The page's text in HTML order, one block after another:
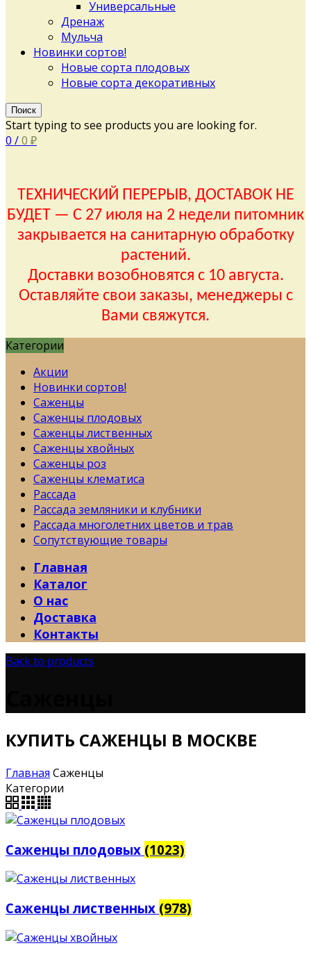
Универсальные
Дренаж
Мульча
Новинки сортов!
Новые сорта плодовых
Новые сорта декоративных
Поиск
Start typing to see products you are looking for.
0 /0 ₽
ТЕХНИЧЕСКИЙ ПЕРЕРЫВ, ДОСТАВОК НЕ
БУДЕТ — С 27 июля на 2 недели питомник
закрывается на санитарную обработку
растений.
Доставки возобновятся с 10 августа.
Оставляйте свои заказы, менеджеры с
Вами свяжутся.
Категории
Акции
Новинки сортов!
Саженцы
Саженцы плодовых
Саженцы лиственных
Саженцы хвойных
Саженцы роз
Саженцы клематиса
Рассада
Рассада земляники и клубники
Рассада многолетних цветов и трав
Сопутствующие товары
Главная
Каталог
О нас
Доставка
Контакты
Back to products
КУПИТЬ САЖЕНЦЫ В МОСКВЕ
Главная Саженцы
Категории
Саженцы плодовых (1023)
Саженцы лиственных (978)